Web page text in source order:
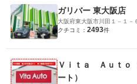
ガリバー 東大阪店
大阪府東大阪市川田１－１－
クチコミ： 2493件
Ｖｉｔａ Ａｕｔ
ート）